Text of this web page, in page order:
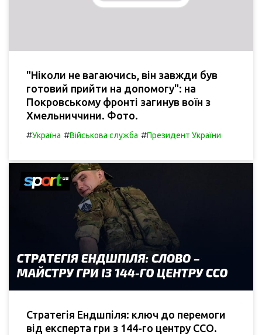
"Ніколи не вагаючись, він завжди був
готовий прийти на допомогу": на
Покровському фронті загинув воїн з
Хмельниччини. Фото.
#Україна #Військова служба #Президент України
Стратегія Ендшпіля: ключ до перемоги
від експерта гри з 144-го центру ССО.